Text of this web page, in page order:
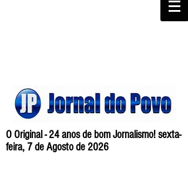
O Original - 24 anos de bom Jornalismo! sexta-
feira, 7 de Agosto de 2026